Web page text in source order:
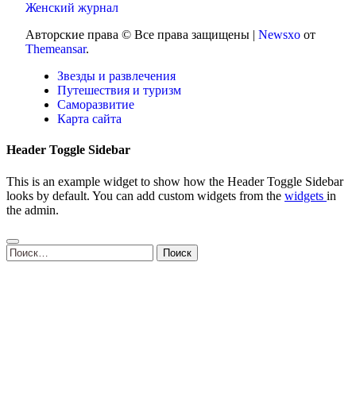
Женский журнал
Авторские права © Все права защищены | Newsxo от
Themeansar.
Звезды и развлечения
Путешествия и туризм
Саморазвитие
Карта сайта
Header Toggle Sidebar
This is an example widget to show how the Header Toggle Sidebar
looks by default. You can add custom widgets from the widgets in
the admin.
Найти: